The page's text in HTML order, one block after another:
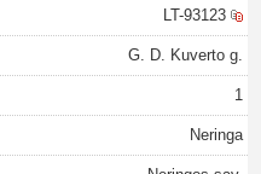
LT-93123
G. D. Kuverto g.
1
Neringa